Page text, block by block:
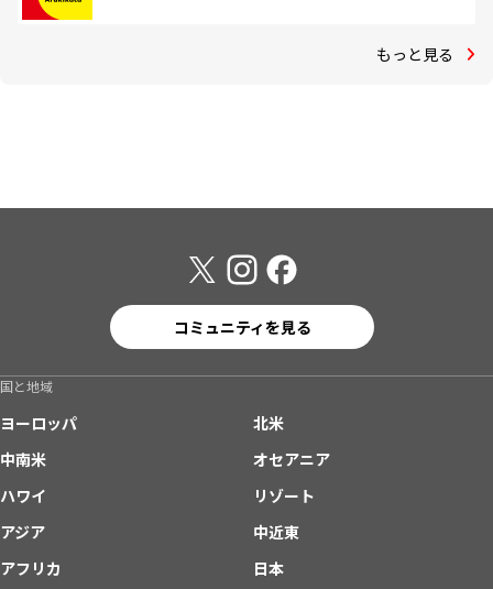
もっと見る
コミュニティを見る
国と地域
ヨーロッパ
北米
中南米
オセアニア
ハワイ
リゾート
アジア
中近東
アフリカ
日本